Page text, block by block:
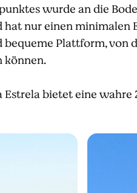
wurde an die
nur einen minimalen
Plattform, von
können.
Estrela bietet eine wahre